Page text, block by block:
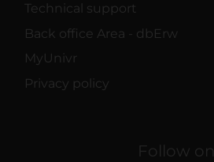
Technical support
Back office Area - dbErw
MyUnivr
Privacy policy
Follow on